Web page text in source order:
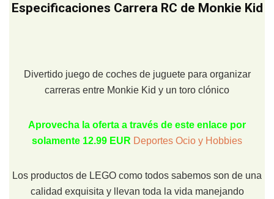
Especificaciones Carrera RC de Monkie Kid
Divertido juego de coches de juguete para organizar
carreras entre Monkie Kid y un toro clónico
Aprovecha la oferta a través de este enlace por
solamente 12.99 EUR Deportes Ocio y Hobbies
Los productos de LEGO como todos sabemos son de una
calidad exquisita y llevan toda la vida manejando